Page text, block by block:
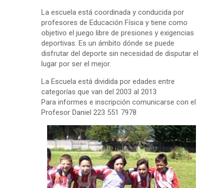
La escuela está coordinada y conducida por
profesores de Educación Física y tiene como
objetivo el juego libre de presiones y exigencias
deportivas. Es un ámbito dónde se puede
disfrutar del deporte sin necesidad de disputar el
lugar por ser el mejor.
La Escuela está dividida por edades entre
categorías que van del 2003 al 2013
Para informes e inscripción comunicarse con el
Profesor Daniel 223 551 7978